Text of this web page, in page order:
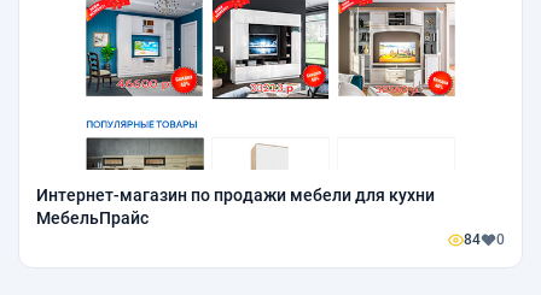
Интернет-магазин по продажи мебели для кухни
МебельПрайс
84 0